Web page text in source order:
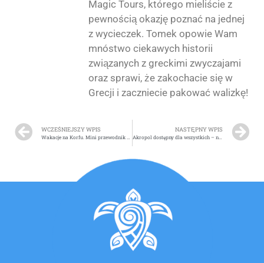
Magic Tours, którego mieliście z
pewnością okazję poznać na jednej
z wycieczek. Tomek opowie Wam
mnóstwo ciekawych historii
związanych z greckimi zwyczajami
oraz sprawi, że zakochacie się w
Grecji i zaczniecie pakować walizkę!
WCZEŚNIEJSZY WPIS NASTĘPNY WPIS
Akropol dostępny dla wszystkich – nowości i zmiany